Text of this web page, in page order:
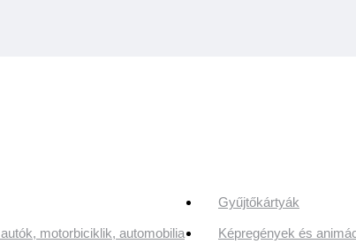
Gyűjtőkártyák
motorbiciklik, automobilia Képregények és